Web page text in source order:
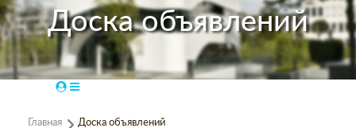
Доска объявлений
Главная Доска объявлений